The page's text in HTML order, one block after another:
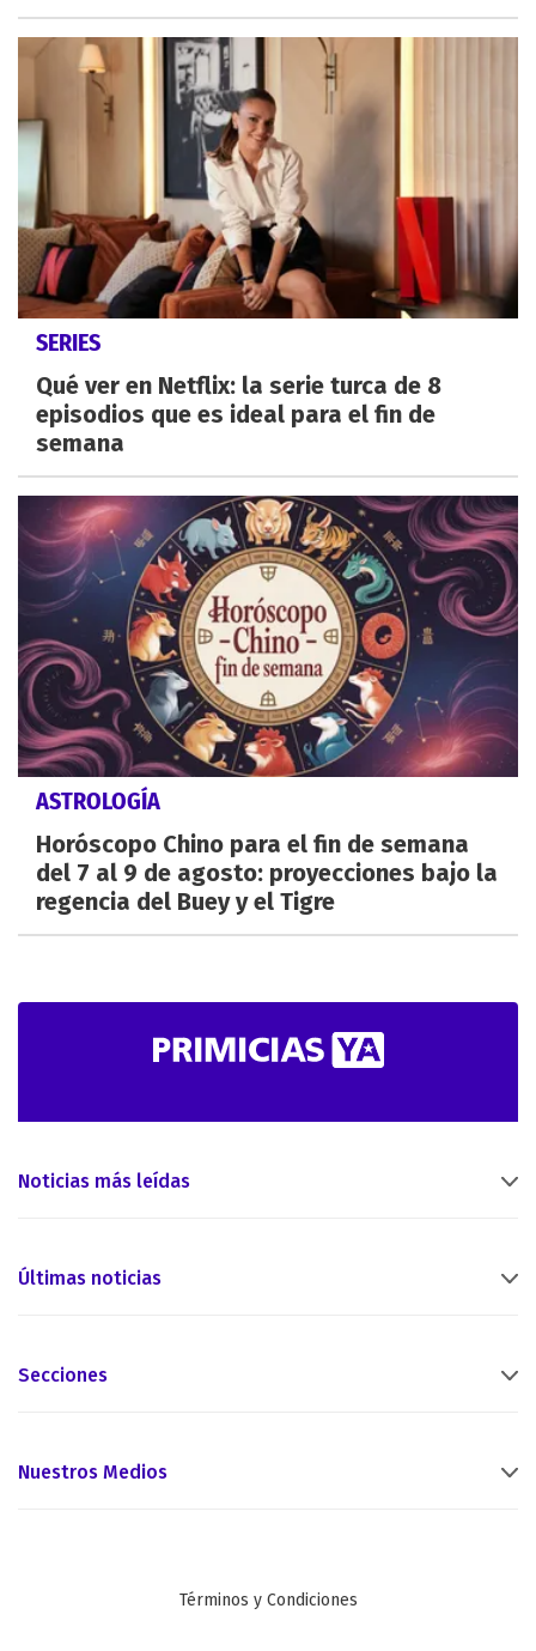
SERIES
Qué ver en Netflix: la serie turca de 8
episodios que es ideal para el fin de
semana
ASTROLOGÍA
Horóscopo Chino para el fin de semana
del 7 al 9 de agosto: proyecciones bajo la
regencia del Buey y el Tigre
Noticias más leídas
Últimas noticias
Secciones
Nuestros Medios
Términos y Condiciones